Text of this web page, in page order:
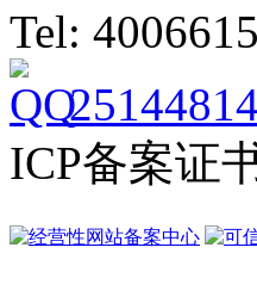
Tel:
ICP备案证